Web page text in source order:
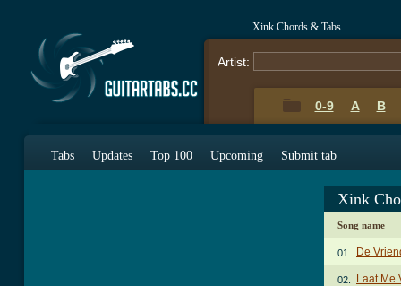
Xink Chords & Tabs
Artist:
0-9 A B
Tabs Updates Top 100 Upcoming Submit tab
Xink
Song name
01. De
02. Laat Me